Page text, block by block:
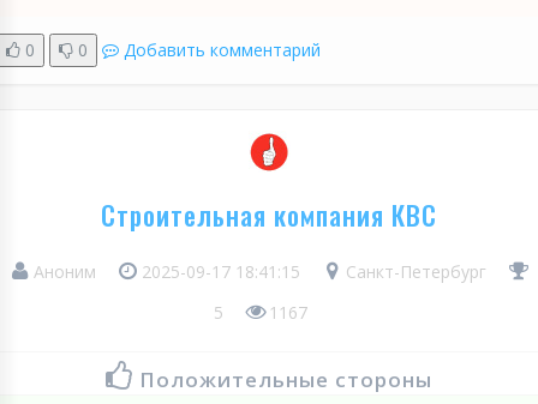
0 0 Добавить комментарий
Строительная компания КВС
Аноним 2025-09-17 18:41:15
Санкт-Петербург
5
1167
Положительные стороны